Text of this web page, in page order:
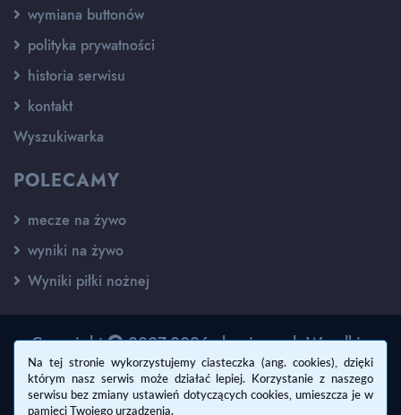
Na tej stronie wykorzystujemy ciasteczka (ang. cookies), dzięki
którym nasz serwis może działać lepiej. Korzystanie z naszego
serwisu bez zmiany ustawień dotyczących cookies, umieszcza je w
pamięci Twojego urządzenia.
wymiana buttonów
polityka prywatności
historia serwisu
kontakt
Wyszukiwarka
POLECAMY
mecze na żywo
wyniki na żywo
Wyniki piłki nożnej
Copyright
2007-2026 - kswisan.pl. Wszelkie
prawa zastrzeżone.
Wykonanie:Damian Lombara